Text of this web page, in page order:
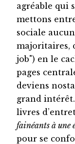
agréable qui
mettons
sociale
majoritaires,
job") en le
pages
deviens
grand
livres
fainéants à une
pour se